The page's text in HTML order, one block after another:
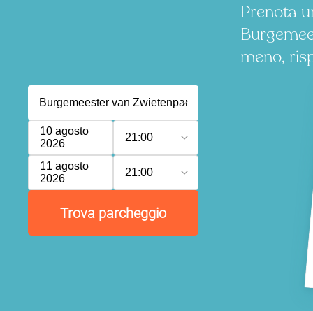
Prenota
meno,
10 agosto
2026
21:00
11 agosto
2026
21:00
Trova parcheggio